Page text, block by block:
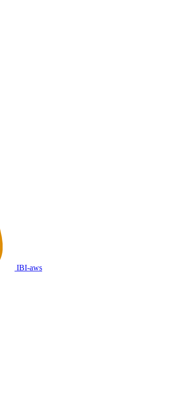
IBI-aws